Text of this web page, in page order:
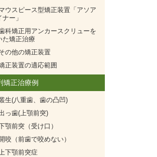
ウスピース型矯正装置「アソア
ナー」
科矯正用アンカースクリューを
た矯正治療
の他の矯正装置
正装置の適応範囲
矯正治療例
生(八重歯、歯の凸凹)
っ歯(上顎前突)
顎前突（受け口）
咬（前歯で咬めない）
上下顎前突症